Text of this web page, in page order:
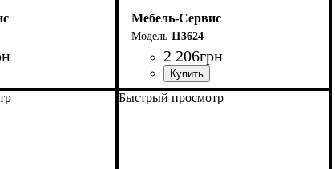
Мебель-Сервис
113624
2 206грн
Быстрый просмотр